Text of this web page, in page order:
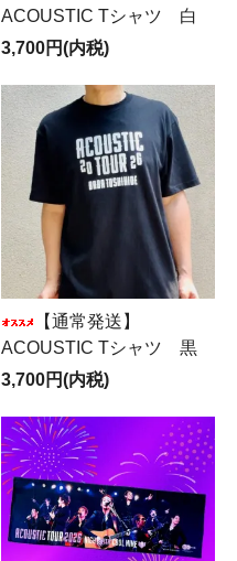
ACOUSTIC Tシャツ 白
3,700円(内税)
【通常発送】
ACOUSTIC Tシャツ 黒
3,700円(内税)